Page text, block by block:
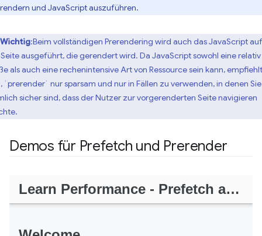
rendern und JavaScript auszuführen.
Wichtig:Beim vollständigen Prerendering wird auch das JavaScript auf
ausgeführt, die gerendert wird. Da JavaScript sowohl eine relativ
als auch eine rechenintensive Art von Ressource sein kann,
`prerender` nur sparsam und nur in Fällen zu verwenden, in denen Sie
sicher sind, dass der Nutzer zur vorgerenderten Seite navigieren
Demos für Prefetch und Prerender